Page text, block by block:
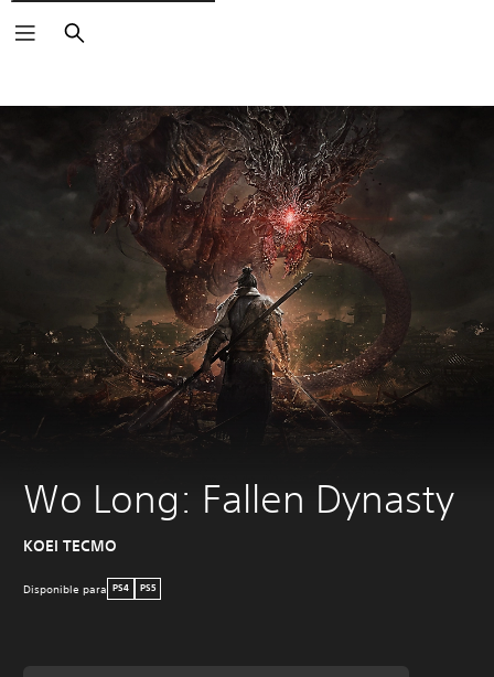
Buscar
Wo Long: Fallen Dynasty
KOEI TECMO
Disponible para PS4 PS5